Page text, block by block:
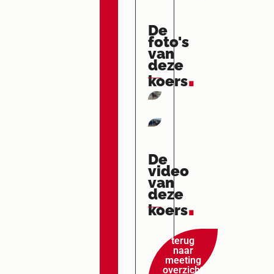
De
foto's
van
deze
koers.
De
video
van
deze
koers.
terug
naar
meeting
overzicht